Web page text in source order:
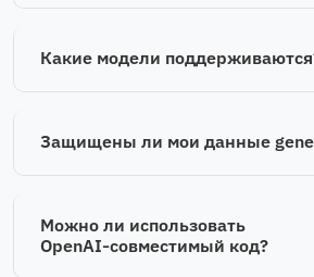
Какие модели
Защищены ли мои данные
Можно ли использовать
OpenAI‑совместимый код?